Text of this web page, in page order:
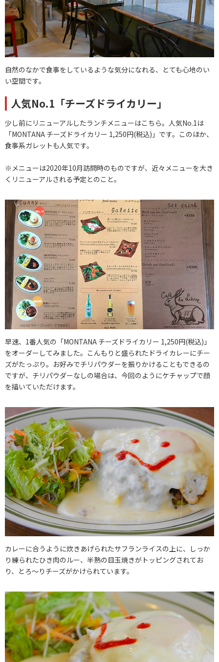
自然のなかで食事をしているような気分になれる、とても心地のい
い空間です。
人気No.1「チーズドライカリー」
少し前にリニューアルしたランチメニューはこちら。人気No.1は
「MONTANA チーズドライカリー 1,250円(税込)」です。このほか、
食事系ガレットも人気です。
※メニューは2020年10月訪問時のものですが、近々メニューを大き
くリニューアルされる予定とのこと。
早速、1番人気の「MONTANA チーズドライカリー 1,250円(税込)」
をオーダーしてみました。こんもりと盛られたドライカレーにチー
ズがたっぷり。お好みでチリパウダーを振りかけることもできるの
ですが、チリパウダーなしの場合は、今回のようにケチャップで顔
を描いていただけます。
カレーに合うように炊きあげられたサフランライスの上に、しっか
り練られたひき肉のルー、半熟の目玉焼きがトッピングされてお
り、とろ～りチーズがかけられています。